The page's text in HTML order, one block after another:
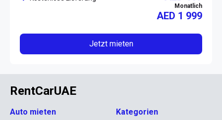
Monatlich
AED 1 999
Jetzt mieten
RentCarUAE
Auto mieten Kategorien